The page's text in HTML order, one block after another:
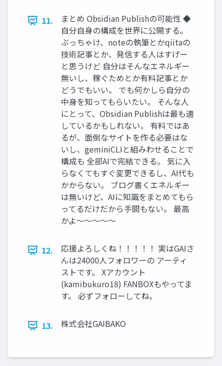
11.
まとめ Obsidian Publishの可能性 ◆
自分自身の構成を世界に公開する。
ぶっちゃけ、noteの執筆とかqiitaの
技術記事とか、発信する人はすげー
と思うけど 自分はそんなエネルギー
無いし、稼ぐためとか有料記事とか
どうでもいい。 でも何かしら自分の
中身を知ってもらいたい。 そんな人
にとって、Obsidian Publishは最も適
しているかもしれない。 有料ではあ
るが、面倒なサイトを作る必要はな
いし、geminiCLIと組みわせることで
構成も 全部AIで完結できる。 気に入
らなくてもすぐ変更できるし、AI代も
かからない。 ブログ書くエネルギー
は無いけど、AIに知識をまとめてもら
ってるだけだから手間もない。 最高
かよ～～～～～
12.
応援よろしくね！！！！！ 実はGAIさ
んは24000人フォロワーの アーティ
ストです。 Xアカウント
(kamibukuro18) FANBOXもやってま
す。 必ずフォローしてね。
13. 株式会社GAIBAKO